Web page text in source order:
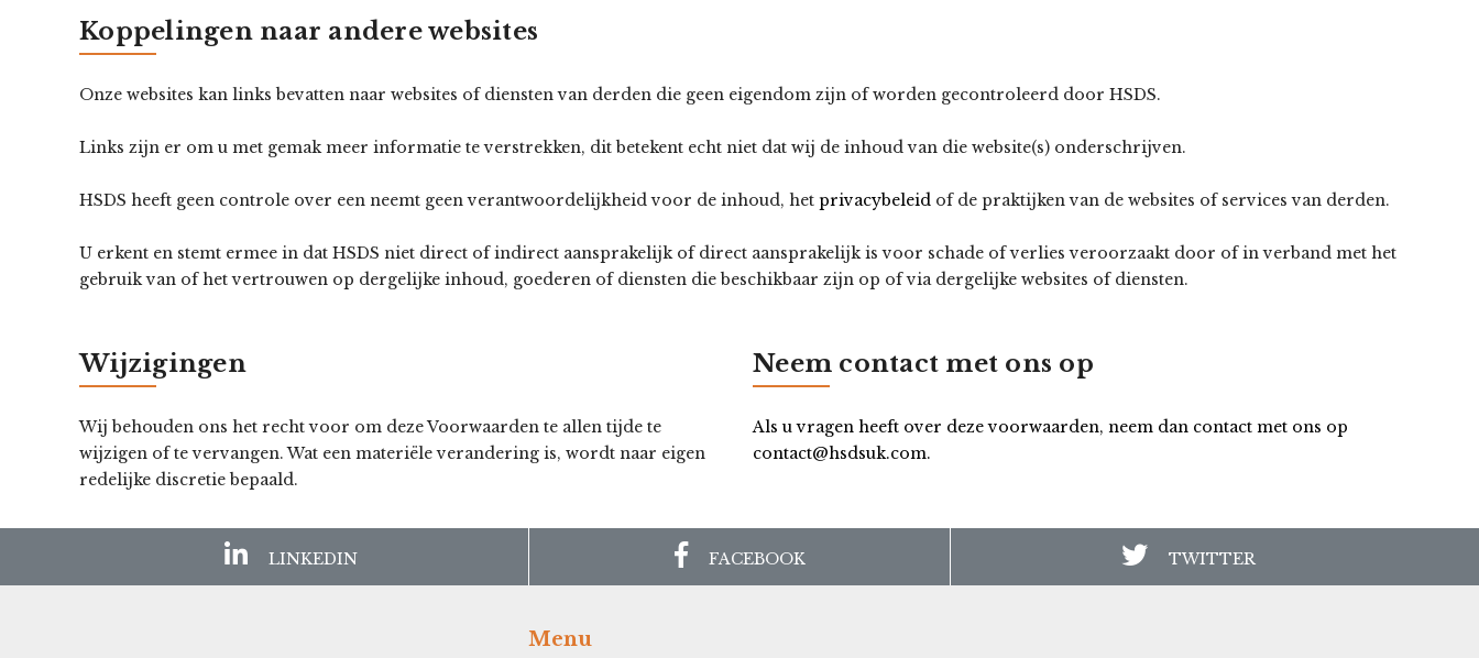
Koppelingen naar andere websites
Onze websites kan links bevatten naar websites of diensten van derden die geen eigendom zijn of worden gecontroleerd door HSDS.
Links zijn er om u met gemak meer informatie te verstrekken, dit betekent echt niet dat wij de inhoud van die website(s) onderschrijven.
HSDS heeft geen controle over een neemt geen verantwoordelijkheid voor de inhoud, het privacybeleid of de praktijken van de websites of services van derden.
U erkent en stemt ermee in dat HSDS niet direct of indirect aansprakelijk of direct aansprakelijk is voor schade of verlies veroorzaakt door of in verband met het
gebruik van of het vertrouwen op dergelijke inhoud, goederen of diensten die beschikbaar zijn op of via dergelijke websites of diensten.
Wijzigingen
Wij behouden ons het recht voor om deze Voorwaarden te allen tijde te
wijzigen of te vervangen. Wat een materiële verandering is, wordt naar eigen
redelijke discretie bepaald.
Neem contact met ons op
Als u vragen heeft over deze voorwaarden, neem dan contact met ons op
contact@hsdsuk.com.
LINKEDIN FACEBOOK TWITTER
Menu